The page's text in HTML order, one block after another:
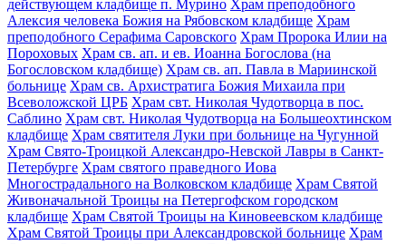
действующем кладбище п. Мурино Храм преподобного
Алексия человека Божия на Рябовском кладбище Храм
преподобного Серафима Саровского Храм Пророка Илии на
Пороховых Храм св. ап. и ев. Иоанна Богослова (на
Богословском кладбище) Храм св. ап. Павла в Мариинской
больнице Храм св. Архистратига Божия Михаила при
Всеволожской ЦРБ Храм свт. Николая Чудотворца в пос.
Саблино Храм свт. Николая Чудотворца на Большеохтинском
кладбище Храм святителя Луки при больнице на Чугунной
Храм Свято-Троицкой Александро-Невской Лавры в Санкт-
Петербурге Храм святого праведного Иова
Многострадального на Волковском кладбище Храм Святой
Живоначальной Троицы на Петергофском городском
кладбище Храм Святой Троицы на Киновеевском кладбище
Храм Святой Троицы при Александровской больнице Храм